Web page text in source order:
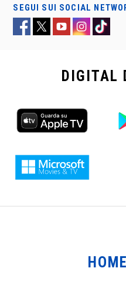
SEGUI SUI SOCIAL
DIGITAL
HOME